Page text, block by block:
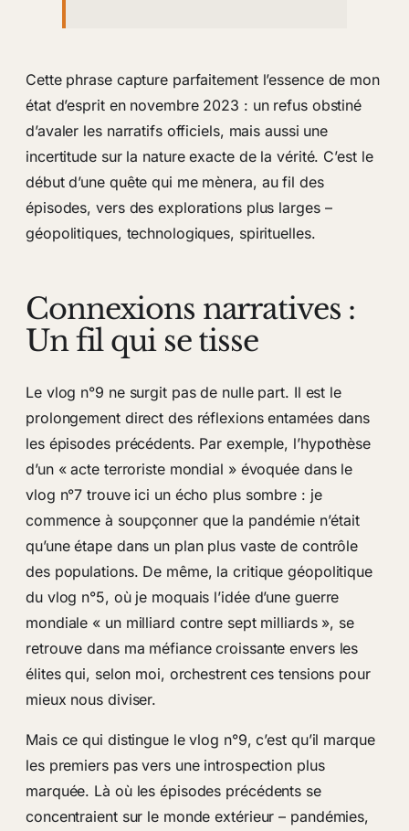
Cette phrase capture parfaitement l’essence de mon
état d’esprit en novembre 2023 : un refus obstiné
d’avaler les narratifs officiels, mais aussi une
incertitude sur la nature exacte de la vérité. C’est le
début d’une quête qui me mènera, au fil des
épisodes, vers des explorations plus larges –
géopolitiques, technologiques, spirituelles.
Connexions narratives :
Un fil qui se tisse
Le vlog n°9 ne surgit pas de nulle part. Il est le
prolongement direct des réflexions entamées dans
les épisodes précédents. Par exemple, l’hypothèse
d’un « acte terroriste mondial » évoquée dans le
vlog n°7 trouve ici un écho plus sombre : je
commence à soupçonner que la pandémie n’était
qu’une étape dans un plan plus vaste de contrôle
des populations. De même, la critique géopolitique
du vlog n°5, où je moquais l’idée d’une guerre
mondiale « un milliard contre sept milliards », se
retrouve dans ma méfiance croissante envers les
élites qui, selon moi, orchestrent ces tensions pour
mieux nous diviser.
Mais ce qui distingue le vlog n°9, c’est qu’il marque
les premiers pas vers une introspection plus
marquée. Là où les épisodes précédents se
concentraient sur le monde extérieur – pandémies,